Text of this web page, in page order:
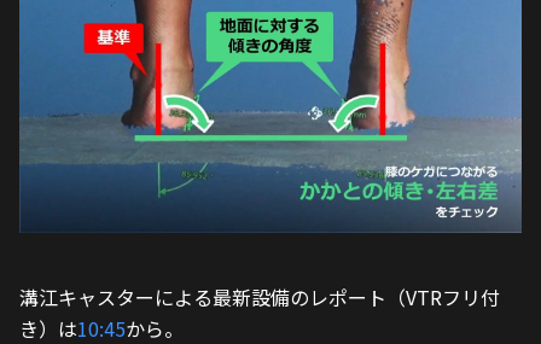
溝江キャスターによる最新設備のレポート（VTRフリ付
き）は10:45から。